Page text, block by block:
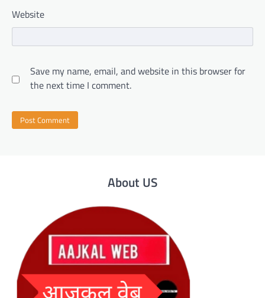
Website
Save my name, email, and website in this browser for
the next time I comment.
About US